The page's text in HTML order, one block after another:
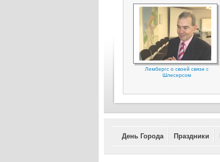
Лембергс о своей связи с
Шлесерсом
День Города Праздники